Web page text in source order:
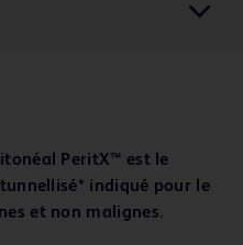
PeritX™ est le
indiqué pour le
et non malignes.